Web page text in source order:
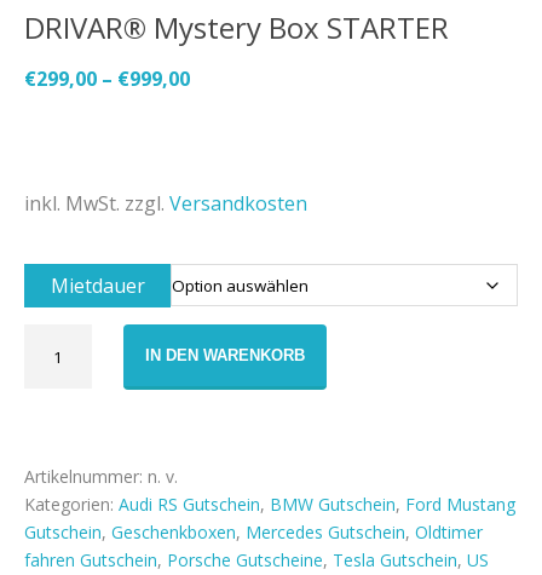
DRIVAR® Mystery Box STARTER
€299,00 – €999,00
inkl. MwSt. zzgl. Versandkosten
Mietdauer
Mystery
IN DEN WARENKORB
Artikelnummer: n. v.
Kategorien: Audi RS Gutschein, BMW Gutschein, Ford Mustang
Gutschein, Geschenkboxen, Mercedes Gutschein, Oldtimer
fahren Gutschein, Porsche Gutscheine, Tesla Gutschein, US